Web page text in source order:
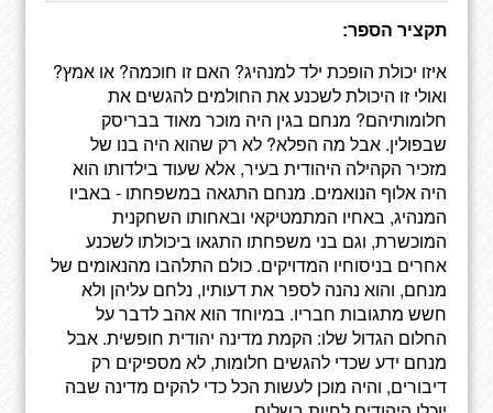
תקציר הספר:
איזו יכולת הופכת ילד למנהיג? האם זו חוכמה? או אמץ?
ואולי זו היכולת לשכנע את החולמים להגשים את
חלומותיהם? מנחם בגין היה מוכר מאוד בבריסק
שבפולין. אבל מה הפלא? לא רק שהוא היה בנו של
מזכיר הקהילה היהודית בעיר, אלא שעוד בילדותו הוא
היה אלוף הנואמים. מנחם התגאה במשפחתו - באביו
המנהיג, באחיו המתמטיקאי ובאחותו השחקנית
המוכשרת, וגם בני משפחתו התגאו ביכולתו לשכנע
אחרים בניסוחיו המדויקים. כולם התלהבו מהנאומים של
מנחם, והוא נהנה לספר את דעותיו, נלחם עליהן ולא
חשש מתגובות חבריו. במיוחד הוא אהב לדבר על
החלום הגדול שלו: הקמת מדינה יהודית חופשית. אבל
מנחם ידע שכדי להגשים חלומות, לא מספיקים רק
דיבורים, והיה מוכן לעשות הכל כדי להקים מדינה שבה